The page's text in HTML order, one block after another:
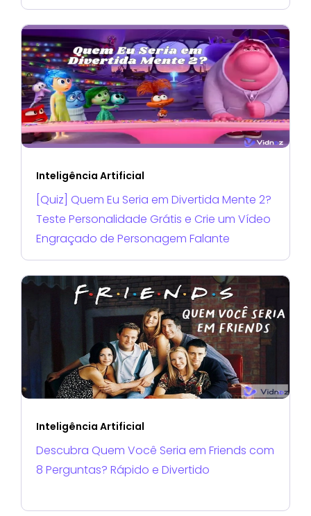
Inteligência Artificial
[Quiz] Quem Eu Seria em Divertida Mente 2?
Teste Personalidade Grátis e Crie um Vídeo
Engraçado de Personagem Falante
Inteligência Artificial
Descubra Quem Você Seria em Friends com
8 Perguntas? Rápido e Divertido